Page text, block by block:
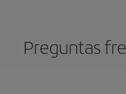
Preguntas